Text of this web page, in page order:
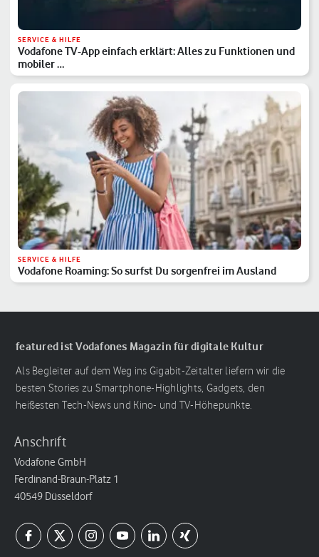
SERVICE & HILFE
Vodafone TV-App einfach erklärt: Alles zu Funktionen und
mobiler …
SERVICE & HILFE
Vodafone Roaming: So surfst Du sorgenfrei im Ausland
featured ist Vodafones Magazin für digitale Kultur
Als Begleiter auf dem Weg ins Gigabit-Zeitalter liefern wir die
besten Stories zu Smartphone-Highlights, Gadgets, den
heißesten Tech-News und Kino- und TV-Höhepunkte.
Anschrift
Vodafone GmbH
Ferdinand-Braun-Platz 1
40549 Düsseldorf